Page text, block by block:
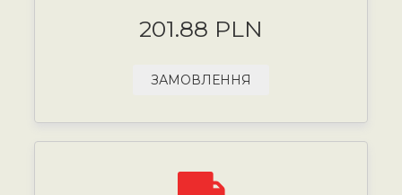
201.88 PLN
ЗАМОВЛЕННЯ